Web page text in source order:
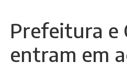
Prefeitura e
entram em